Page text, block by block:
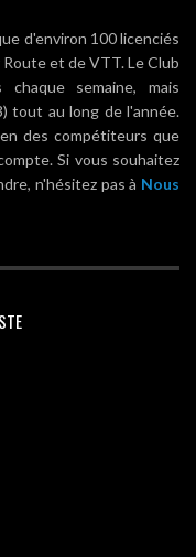
d'environ 100 licenciés
et de VTT. Le Club
semaine, mais
tout au long de l'année.
des compétiteurs que
Si vous souhaitez
n'hésitez pas à Nous